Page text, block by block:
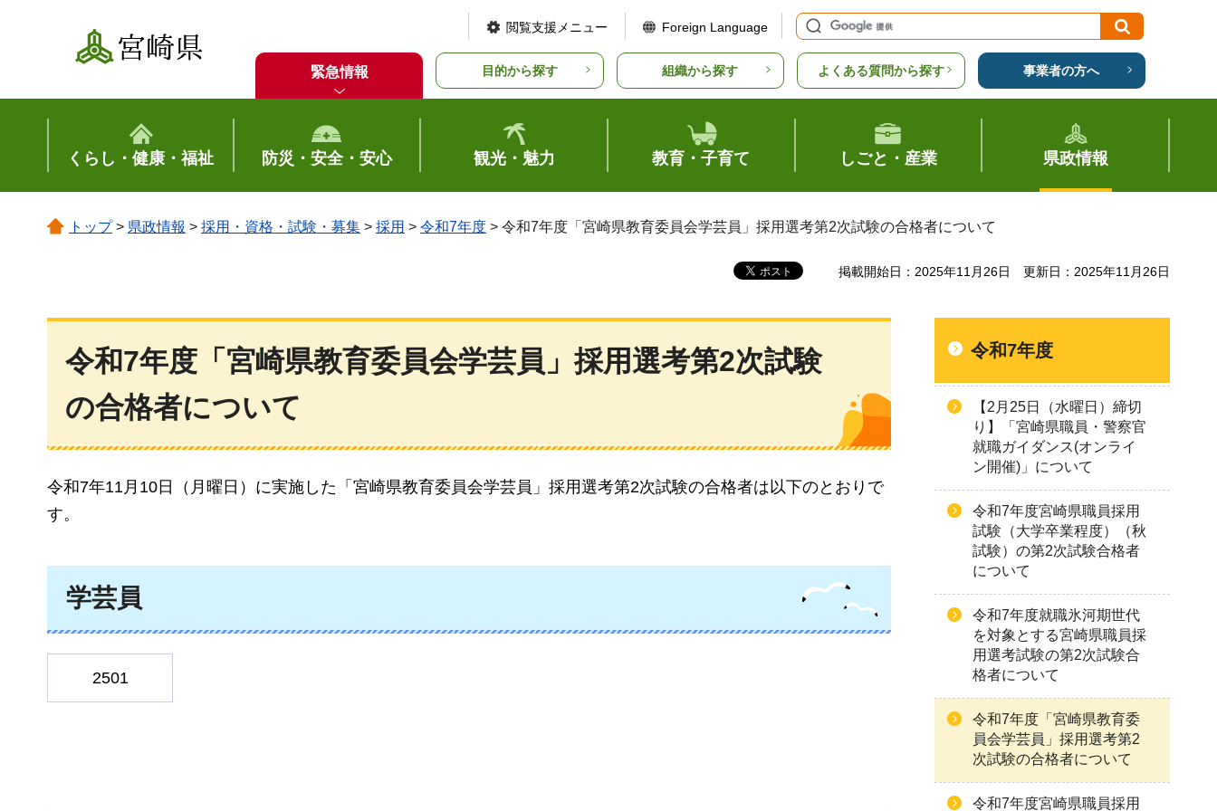
宮崎県
閲覧支援メニュー Foreign Language
緊急情報 目的から探す 組織から探す よくある質問から探す 事業者の方へ
くらし・健康・福祉 防災・安全・安心 観光・魅力 教育・子育て しごと・産業 県政情報
トップ> 県政情報 > 採用・資格・試験・募集 > 採用 > 令和7年度 > 令和7年度「宮崎県教育委員会学芸員」採用選考第2次試験の合格者について
掲載開始日：2025年11月26日 更新日：2025年11月26日
令和7年度「宮崎県教育委員会学芸員」採用選考第2次試験
の合格者について
令和7年11月10日（月曜日）に実施した「宮崎県教育委員会学芸員」採用選考第2次試験の合格者は以下のとおりで
す。
学芸員
2501
令和7年度
【2月25日（水曜日）締切
り】「宮崎県職員・警察官
就職ガイダンス(オンライ
ン開催)」について
令和7年度宮崎県職員採用
試験（大学卒業程度）（秋
試験）の第2次試験合格者
について
令和7年度就職氷河期世代
を対象とする宮崎県職員採
用選考試験の第2次試験合
格者について
令和7年度「宮崎県教育委
員会学芸員」採用選考第2
次試験の合格者について
令和7年度宮崎県職員採用